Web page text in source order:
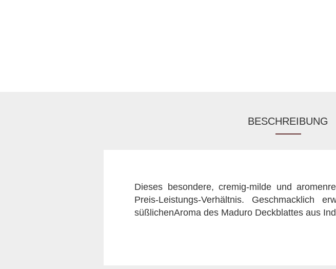
BESCHREIBUNG
Dieses besondere, cremig-milde und
Preis-Leistungs-Verhältnis. Geschmacklich
süßlichenAroma des Maduro Deckblattes aus